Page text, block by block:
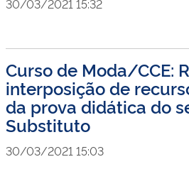
30/03/2021 15:32
Curso de Moda/CCE:
interposição de
da prova didática do
Substituto
30/03/2021 15:03